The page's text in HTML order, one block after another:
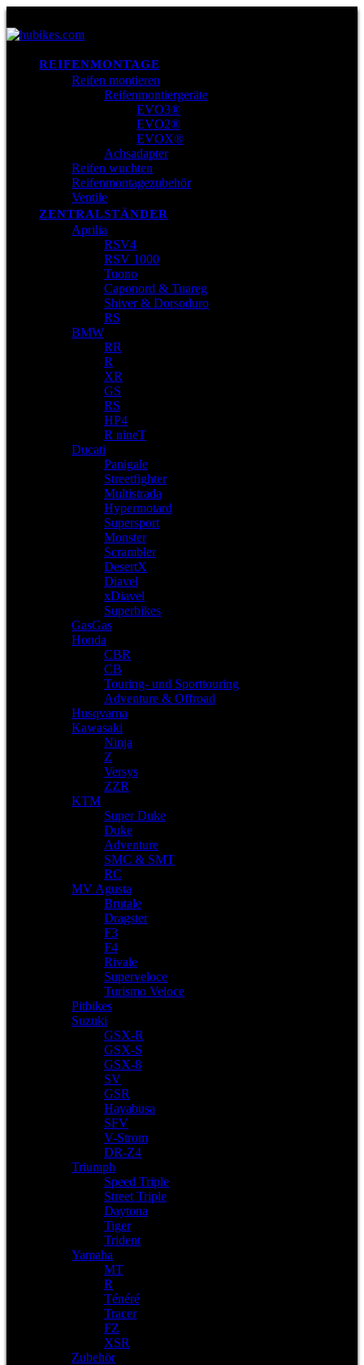
REIFENMONTAGE
Reifen montieren
Reifenmontiergeräte
EVO3®
EVO2®
EVOX®
Achsadapter
Reifen wuchten
Reifenmontagezubehör
Ventile
ZENTRALSTÄNDER
Aprilia
RSV4
RSV 1000
Tuono
Caponord & Tuareg
Shiver & Dorsoduro
RS
BMW
RR
R
XR
GS
RS
HP4
R nineT
Ducati
Panigale
Streetfighter
Multistrada
Hypermotard
Supersport
Monster
Scrambler
DesertX
Diavel
xDiavel
Superbikes
GasGas
Honda
CBR
CB
Touring- und Sporttouring
Adventure & Offroad
Husqvarna
Kawasaki
Ninja
Z
Versys
ZZR
KTM
Super Duke
Duke
Adventure
SMC & SMT
RC
MV Agusta
Brutale
Dragster
F3
F4
Rivale
Superveloce
Turismo Veloce
Pitbikes
Suzuki
GSX-R
GSX-S
GSX-8
SV
GSR
Hayabusa
SFV
V-Strom
DR-Z4
Triumph
Speed Triple
Street Triple
Daytona
Tiger
Trident
Yamaha
MT
R
Ténéré
Tracer
FZ
XSR
Zubehör